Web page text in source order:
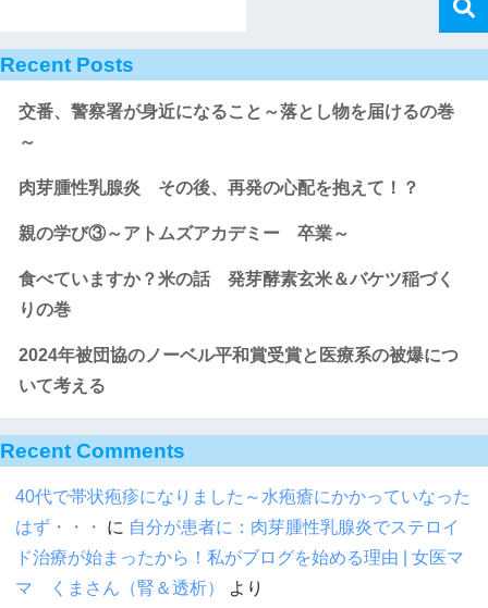
Recent Posts
交番、警察署が身近になること～落とし物を届けるの巻
～
肉芽腫性乳腺炎 その後、再発の心配を抱えて！？
親の学び③～アトムズアカデミー 卒業～
食べていますか？米の話 発芽酵素玄米＆バケツ稲づく
りの巻
2024年被団協のノーベル平和賞受賞と医療系の被爆につ
いて考える
Recent Comments
40代で帯状疱疹になりました～水疱瘡にかかっていなった
はず・・・
に 自分が患者に：肉芽腫性乳腺炎でステロイ
ド治療が始まったから！私がブログを始める理由 | 女医マ
マ くまさん（腎＆透析）
より